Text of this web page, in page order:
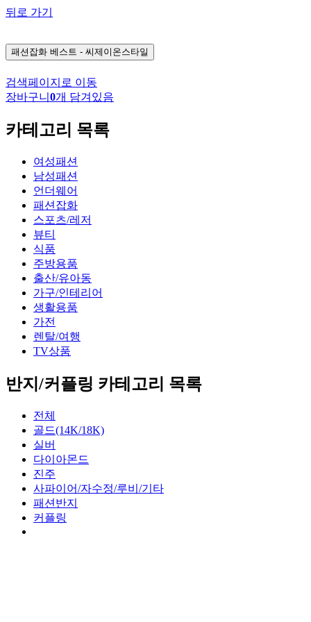
뒤로 가기
패션잡화 베스트 - 씨제이온스타일
검색페이지로 이동
장바구니 0개 담겨있음
카테고리 목록
여성패션
남성패션
언더웨어
패션잡화
스포츠/레저
뷰티
식품
주방용품
출산/유아동
가구/인테리어
생활용품
가전
렌탈/여행
TV상품
반지/커플링 카테고리 목록
전체
골드(14K/18K)
실버
다이아몬드
진주
사파이어/자수정/루비/기타
패션반지
커플링